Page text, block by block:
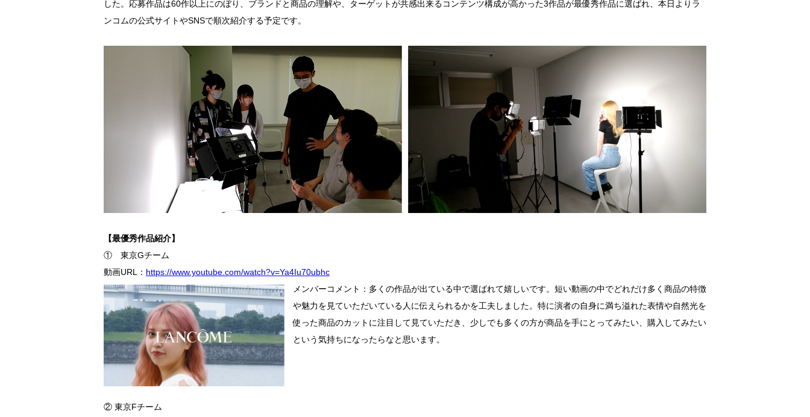
した。応募作品は60作以上にのぼり、ブランドと商品の理解や、ターゲットが共感出来るコンテンツ構成が高かった3作品が最優秀作品に選ばれ、本日よりラ
ンコムの公式サイトやSNSで順次紹介する予定です。
【最優秀作品紹介】
① 東京Gチーム
動画URL： https://www.youtube.com/watch?v=Ya4Iu70ubhc
メンバーコメント：多くの作品が出ている中で選ばれて嬉しいです。短い動画の中でどれだけ多く商品の特徴
や魅力を見ていただいている人に伝えられるかを工夫しました。特に演者の自身に満ち溢れた表情や自然光を
使った商品のカットに注目して見ていただき、少しでも多くの方が商品を手にとってみたい、購入してみたい
という気持ちになったらなと思います。
② 東京Fチーム